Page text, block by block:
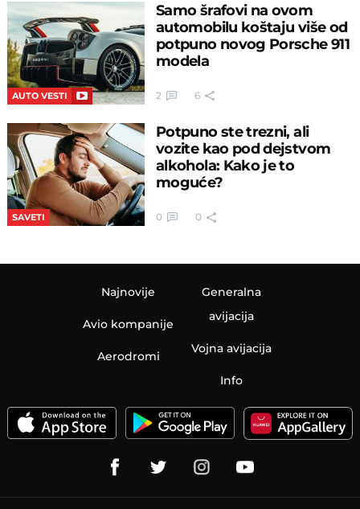
AUTO VESTI
Samo šrafovi na ovom
automobilu koštaju više od
potpuno novog Porsche 911
modela
2 6
SAVETI
Potpuno ste trezni, ali
vozite kao pod dejstvom
alkohola: Kako je to
moguće?
0 0
Najnovije
Avio kompanije
Aerodromi
Generalna
avijacija
Vojna avijacija
Info